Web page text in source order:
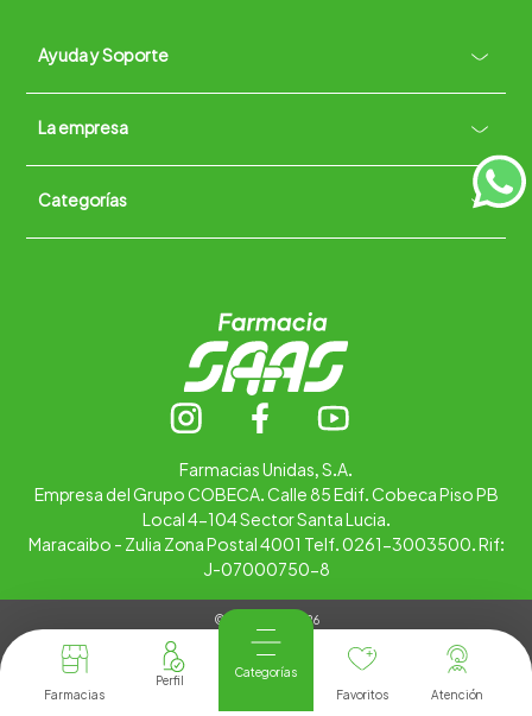
Farmacias
Categorías
Favoritos
Atención
Ayuda y Soporte +
Contacto vía WhatsApp
Términos y condiciones
La empresa +
Quiénes somos
Trabaja con nosotros
Categorías +
Farmacias Unidas, S.A.
Empresa del Grupo COBECA. Calle 85 Edif. Cobeca Piso PB
Local 4-104 Sector Santa Lucia.
Maracaibo - Zulia Zona Postal 4001 Telf. 0261-3003500. Rif:
J-07000750-8
© Copyright 2026
Tienda Virtual desarrollada por
Tecnología